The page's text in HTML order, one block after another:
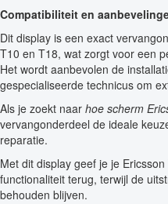
Compatibiliteit en
Dit display is een exact
T10 en T18, wat zorgt voor een
Het wordt aanbevolen de
gespecialiseerde technicus om
Als je zoekt naar hoe scherm
vervangonderdeel de ideale
reparatie.
Met dit display geef je je
functionaliteit terug, terwijl de
behouden blijven.